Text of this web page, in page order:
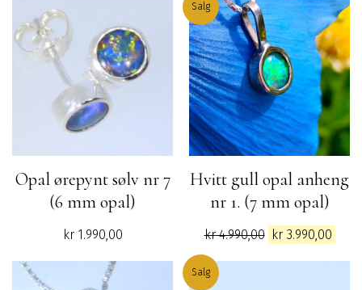
Opal ørepynt sølv nr 7
(6 mm opal)
kr1.990,00
Salg
Hvitt gull opal anheng
nr 1. (7 mm opal)
kr4.990,00 Opprinnelig
kr3.990,00
Salg